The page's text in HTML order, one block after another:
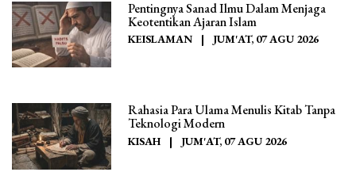
Pentingnya Sanad Ilmu Dalam Menjaga
Keotentikan Ajaran Islam
KEISLAMAN | JUM'AT, 07 AGU 2026
Rahasia Para Ulama Menulis Kitab Tanpa
Teknologi Modern
KISAH | JUM'AT, 07 AGU 2026